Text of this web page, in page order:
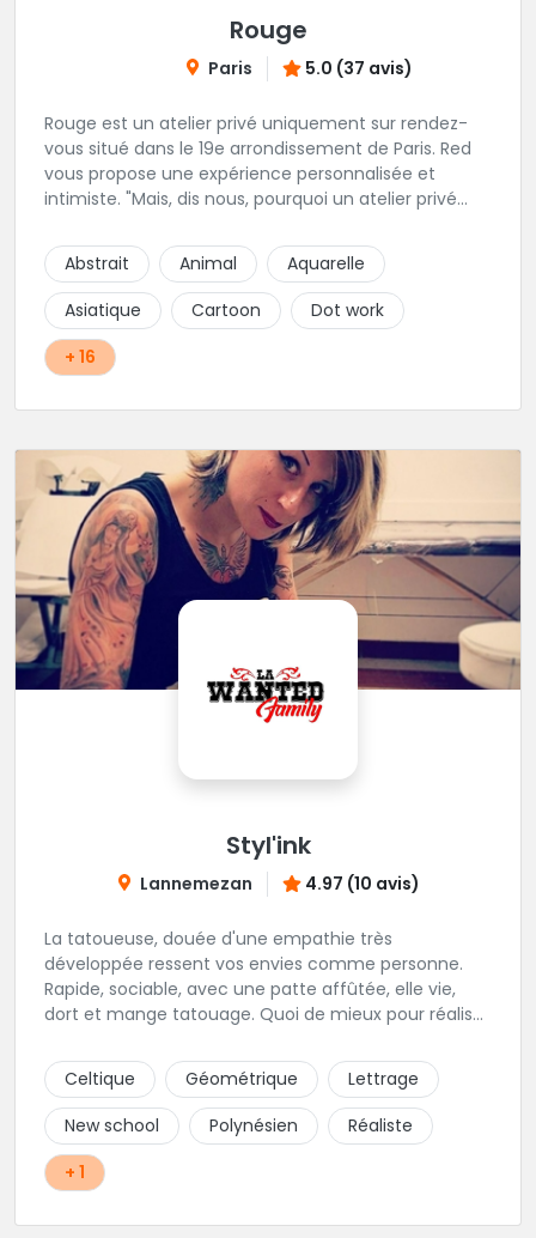
Rouge
Paris 5.0 (37 avis)
Rouge est un atelier privé uniquement sur rendez-
vous situé dans le 19e arrondissement de Paris. Red
vous propose une expérience personnalisée et
intimiste. "Mais, dis nous, pourquoi un atelier privé
qualité de service à tous les tatoué(e)s. L'intérêt est
de prendre son temps, faire les bons choix, et
toujours se donner à 1000 %. Sans oublier, une
hygiène irréprochable. La bonne humeur, l'échange,
le respect, faire un travail personnalisé et toujours de
qualité, sont les mots d'ordre dans cet atelier. " Si
Abstrait Animal
Aquarelle
Asiatique
Cartoon
Dot work
+ 16
Styl'ink
Lannemezan 4.97 (10 avis)
La tatoueuse, douée d'une empathie très
développée ressent vos envies comme personne.
Rapide, sociable, avec une patte affûtée, elle vie,
dort et mange tatouage. Quoi de mieux pour réaliser
Celtique
Géométrique
Lettrage
New school
Polynésien
Réaliste
+ 1